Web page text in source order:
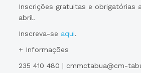
Inscrições gratuitas e obrigatórias
abril.
Inscreva-se aqui.
+ Informações
235 410 480 | cmmctabua@cm-